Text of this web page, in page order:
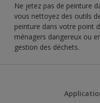
Ne jetez pas de peinture
vous nettoyez des outils
peinture dans votre point
ménagers dangereux ou
gestion des déchets.